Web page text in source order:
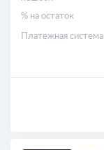
% на остаток
Платежная система